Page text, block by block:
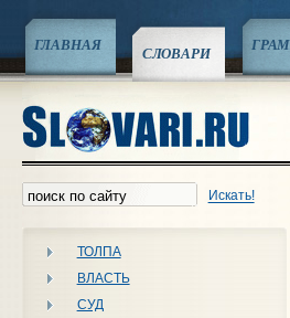
ГЛАВНАЯ СЛОВАРИ
Искать!
ТОЛПА
ВЛАСТЬ
СУД